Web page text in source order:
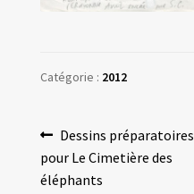
Catégorie : 2012
Navigation
de
Article
précédent :
Dessins préparatoires
pour Le Cimetière des
éléphants